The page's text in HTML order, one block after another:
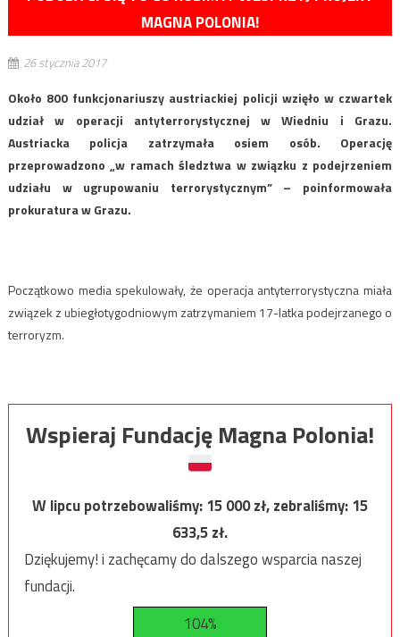
MAGNA POLONIA!
26 stycznia 2017
Około 800 funkcjonariuszy austriackiej policji wzięło w czwartek
udział w operacji antyterrorystycznej w Wiedniu i Grazu.
Austriacka policja zatrzymała osiem osób. Operację
przeprowadzono „w ramach śledztwa w związku z podejrzeniem
udziału w ugrupowaniu terrorystycznym” – poinformowała
prokuratura w Grazu.
Początkowo media spekulowały, że operacja antyterrorystyczna miała
związek z ubiegłotygodniowym zatrzymaniem 17-latka podejrzanego o
terroryzm.
Wspieraj Fundację Magna Polonia!
W lipcu potrzebowaliśmy:15 000zł, zebraliśmy:15
633,5zł.
Dziękujemy! i zachęcamy do dalszego wsparcia naszej
fundacji.
104%